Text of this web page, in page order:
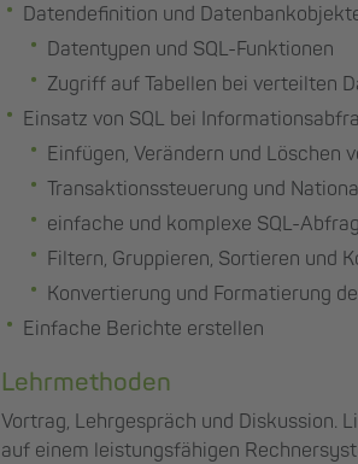
Datendefinition und
Datentypen und SQL-Funktionen
Zugriff auf Tabellen bei verteilten
Einsatz von SQL bei
Einfügen, Verändern und Löschen
Transaktionssteuerung und
einfache und komplexe SQL-
Filtern, Gruppieren, Sortieren und
Konvertierung und Formatierung
Einfache Berichte erstellen
Lehrmethoden
Vortrag, Lehrgespräch und Diskussion.
auf einem leistungsfähigen